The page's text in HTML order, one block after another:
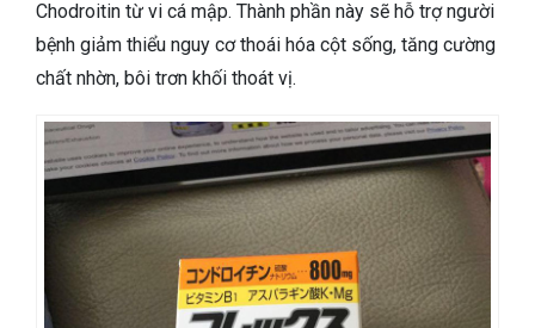
Chodroitin từ vi cá mập. Thành phần này sẽ hỗ trợ người
bệnh giảm thiểu nguy cơ thoái hóa cột sống, tăng cường
chất nhờn, bôi trơn khối thoát vị.